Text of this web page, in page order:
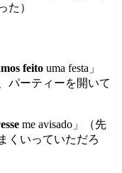
た）
feito uma festa」
パーティーを開いて
me avisado」（先
くいっていただろ